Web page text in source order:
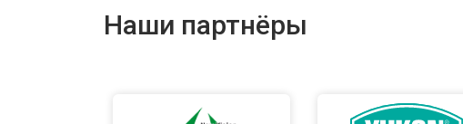
Наши партнёры